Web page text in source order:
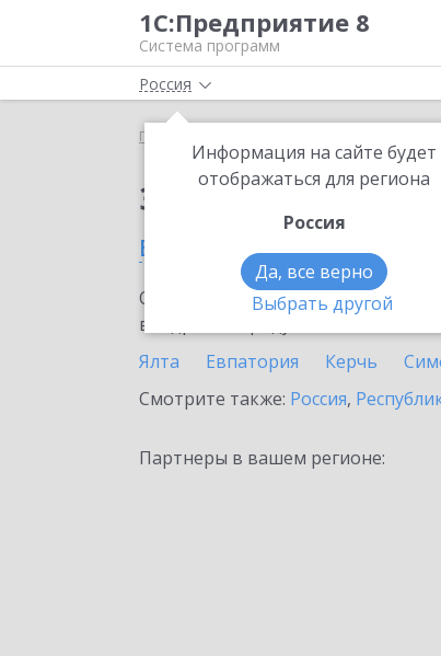
1С:Предприятие 8
Система программ
Россия
Информация на сайте будет
отображаться для региона
Россия
Да, все верно
Выбрать другой
Главная 1С-
Заказать 1С-ЭПД
в Севастополе
Ознакомьтесь с
внедрение продукта.
Ялта
Евпатория Керчь
Смотрите также: Россия,
Партнеры в вашем регионе: